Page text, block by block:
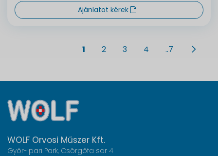
Ajánlatot kérek
1 2 3 4 ..7
WOLF Orvosi Műszer Kft.
Győr-Ipari Park, Csörgőfa sor 4